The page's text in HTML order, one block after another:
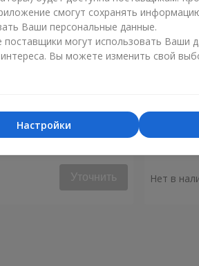
Уточнить Нет в
смогут сохранять
Ваши персональные данные.
поставщики могут использовать Ваши
Вы можете изменить свой
Настройки